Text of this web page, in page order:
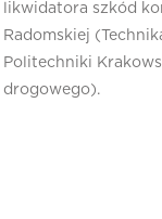
likwidatora szkód
Radomskiej
Politechniki
drogowego).